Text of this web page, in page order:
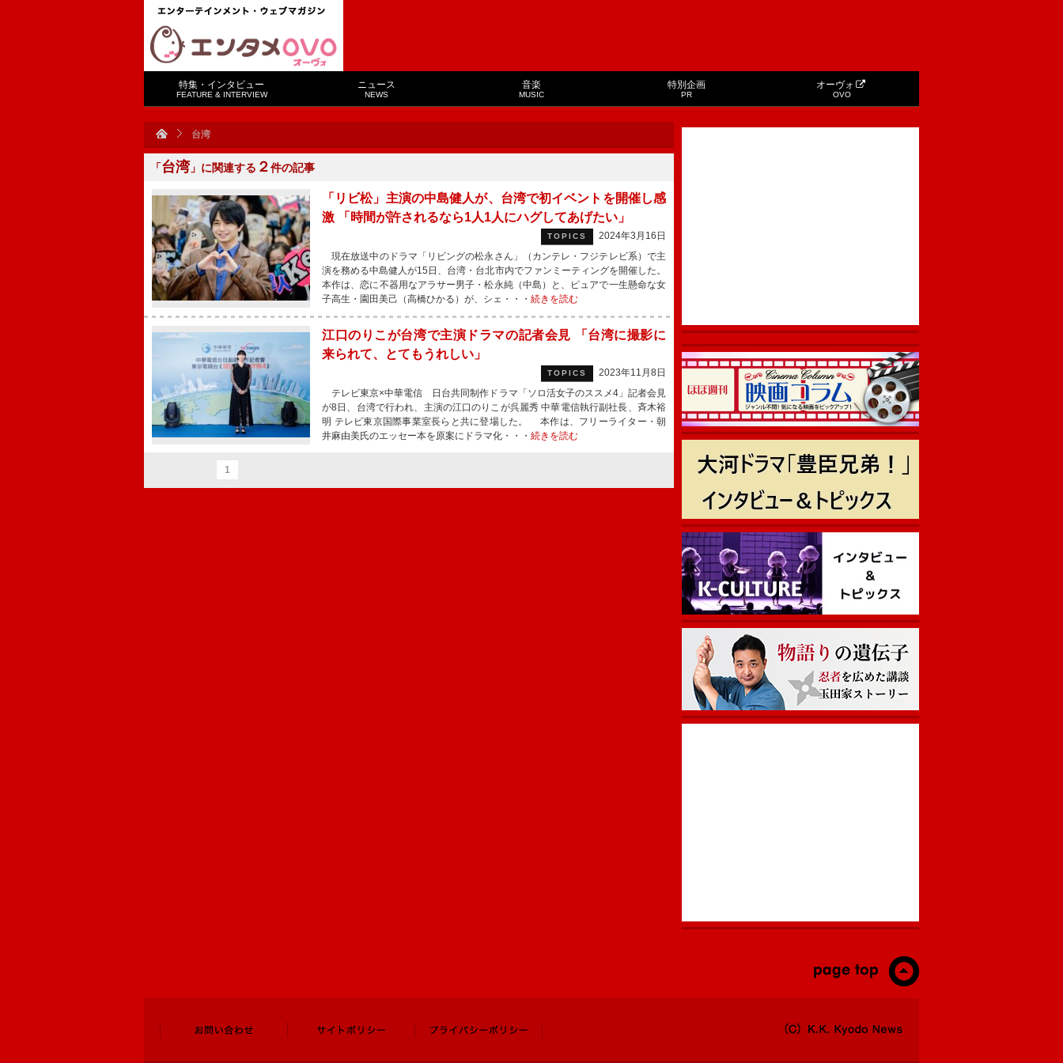
特集・インタビュー
FEATURE & INTERVIEW
ニュース
NEWS
音楽
MUSIC
特別企画
PR
オーヴォ
OVO
台湾
「台湾」に関連する ２件の記事
「リビ松」主演の中島健人が、台湾で初イベントを開催し感
激 「時間が許されるなら1人1人にハグしてあげたい」
TOPICS
2024年3月16日
現在放送中のドラマ「リビングの松永さん」（カンテレ・フジテレビ系）で主
演を務める中島健人が15日、台湾・台北市内でファンミーティングを開催した。
本作は、恋に不器用なアラサー男子・松永純（中島）と、ピュアで一生懸命な女
子高生・園田美己（高橋ひかる）が、シェ・・・ 続きを読む
江口のりこが台湾で主演ドラマの記者会見 「台湾に撮影に
来られて、とてもうれしい」
TOPICS
2023年11月8日
テレビ東京×中華電信 日台共同制作ドラマ「ソロ活女子のススメ4」記者会見
が8日、台湾で行われ、主演の江口のりこが呉麗秀 中華電信執行副社長、斉木裕
明 テレビ東京国際事業室長らと共に登場した。 本作は、フリーライター・朝
井麻由美氏のエッセー本を原案にドラマ化・・・ 続きを読む
1